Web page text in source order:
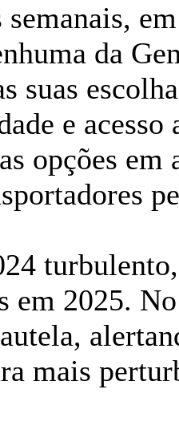
semanais,
da
suas
e acesso
opções em
em 2025.
mais